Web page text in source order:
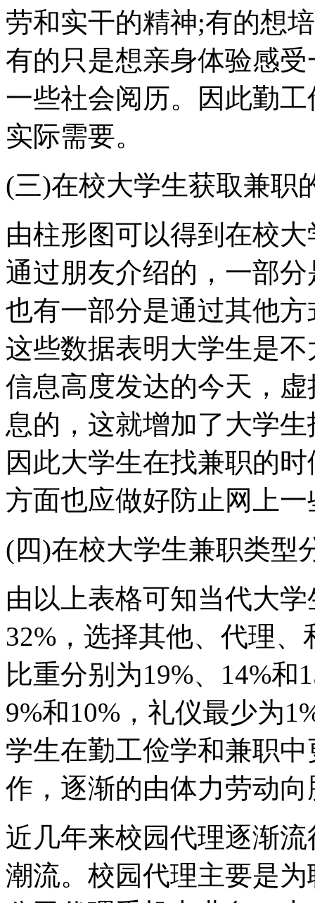
劳和实干的精神;有的想
有的只是想亲身体验感
一些社会阅历。因此勤
实际需要。
(三)在校大学生获取兼职
由柱形图可以得到在校
通过朋友介绍的，一部
也有一部分是通过其他
这些数据表明大学生是
信息高度发达的今天，
息的，这就增加了大学
因此大学生在找兼职的
方面也应做好防止网上
(四)在校大学生兼职类型
由以上表格可知当代大
32%，选择其他、代理
比重分别为19%、14%
9%和10%，礼仪最少为
学生在勤工俭学和兼职
作，逐渐的由体力劳动
近几年来校园代理逐渐
潮流。校园代理主要是